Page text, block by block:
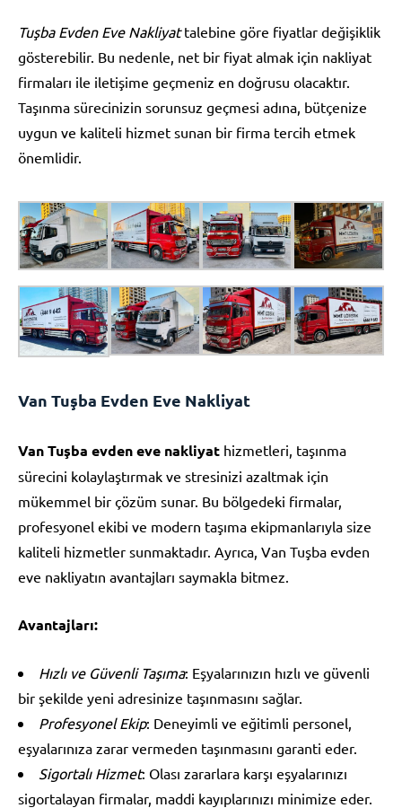
Tuşba Evden Eve Nakliyattalebine göre fiyatlar değişiklik
gösterebilir. Bu nedenle, net bir fiyat almak için nakliyat
firmaları ile iletişime geçmeniz en doğrusu olacaktır.
Taşınma sürecinizin sorunsuz geçmesi adına, bütçenize
uygun ve kaliteli hizmet sunan bir firma tercih etmek
önemlidir.
Van Tuşba Evden Eve Nakliyat
Van Tuşba evden eve nakliyat hizmetleri, taşınma
sürecini kolaylaştırmak ve stresinizi azaltmak için
mükemmel bir çözüm sunar. Bu bölgedeki firmalar,
profesyonel ekibi ve modern taşıma ekipmanlarıyla size
kaliteli hizmetler sunmaktadır. Ayrıca, Van Tuşba evden
eve nakliyatın avantajları saymakla bitmez.
Avantajları:
Hızlı ve Güvenli Taşıma: Eşyalarınızın hızlı ve güvenli
bir şekilde yeni adresinize taşınmasını sağlar.
Profesyonel Ekip: Deneyimli ve eğitimli personel,
eşyalarınıza zarar vermeden taşınmasını garanti eder.
Sigortalı Hizmet: Olası zararlara karşı eşyalarınızı
sigortalayan firmalar, maddi kayıplarınızı minimize eder.